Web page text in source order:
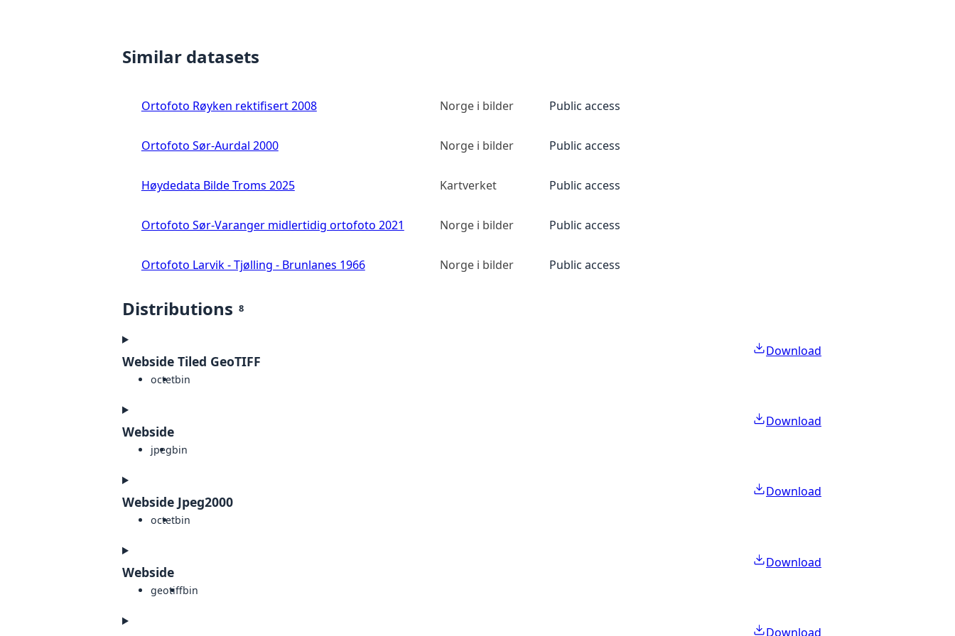
Similar datasets
Ortofoto Røyken rektifisert 2008 Norge i bilder Public access
Ortofoto Sør-Aurdal 2000 Norge i bilder Public access
Høydedata Bilde Troms 2025 Kartverket Public access
Ortofoto Sør-Varanger midlertidig ortofoto 2021 Norge i bilder Public access
Ortofoto Larvik - Tjølling - Brunlanes 1966 Norge i bilder Public access
Distributions 8
Webside Tiled GeoTIFF
octetbin
Download
Webside
jpegbin
Download
Webside Jpeg2000
octetbin
Download
Webside
geotiffbin
Download
Download